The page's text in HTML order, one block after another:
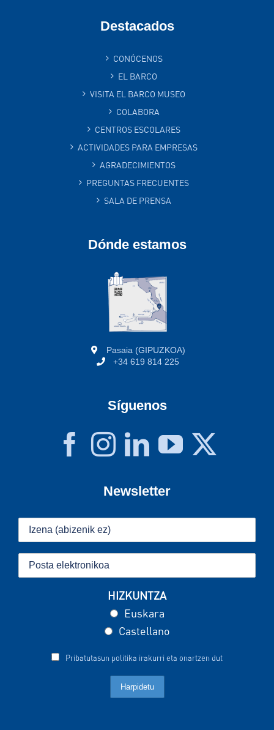
Destacados
CONÓCENOS
EL BARCO
VISITA EL BARCO MUSEO
COLABORA
CENTROS ESCOLARES
ACTIVIDADES PARA EMPRESAS
AGRADECIMIENTOS
PREGUNTAS FRECUENTES
SALA DE PRENSA
Dónde estamos
Pasaia (GIPUZKOA)
+34 619 814 225
Síguenos
Newsletter
HIZKUNTZA
Euskara
Castellano
Pribatutasun politika irakurri eta onartzen dut